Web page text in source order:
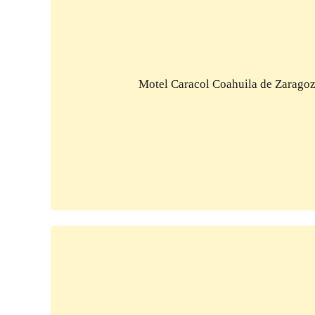
Motel Caracol Coahuila de